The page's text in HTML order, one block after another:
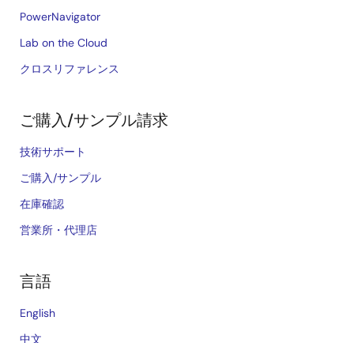
PowerNavigator
Lab on the Cloud
クロスリファレンス
ご購入/サンプル請求
技術サポート
ご購入/サンプル
在庫確認
営業所・代理店
言語
English
中文